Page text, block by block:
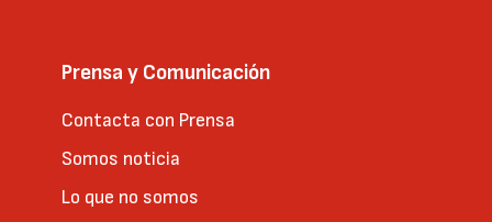
Prensa y Comunicación
Contacta con Prensa
Somos noticia
Lo que no somos